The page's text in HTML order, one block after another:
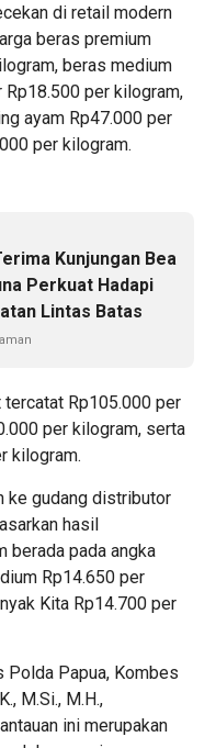
di retail modern
beras premium
beras medium
per kilogram,
ayam Rp47.000 per
per kilogram.
Kunjungan Bea
Perkuat Hadapi
Lintas Batas
Rp105.000 per
per kilogram, serta
kilogram.
ke gudang distributor
hasil
berada pada angka
Rp14.650 per
Kita Rp14.700 per
Polda Papua, Kombes
M.Si., M.H.,
ini merupakan